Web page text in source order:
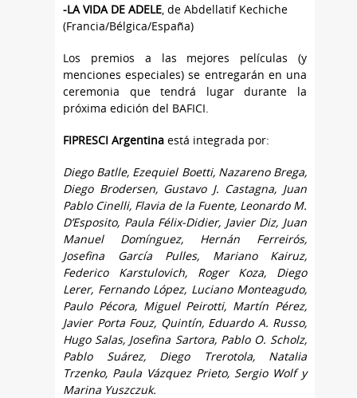
-LA VIDA DE ADELE, de Abdellatif Kechiche
(Francia/Bélgica/España)
Los premios a las mejores películas (y
menciones especiales) se entregarán en una
ceremonia que tendrá lugar durante la
próxima edición del BAFICI.
FIPRESCI Argentina está integrada por:
Diego Batlle, Ezequiel Boetti, Nazareno Brega,
Diego Brodersen, Gustavo J. Castagna, Juan
Pablo Cinelli, Flavia de la Fuente, Leonardo M.
D’Esposito, Paula Félix-Didier, Javier Diz, Juan
Manuel Domínguez, Hernán Ferreirós,
Josefina García Pulles, Mariano Kairuz,
Federico Karstulovich, Roger Koza, Diego
Lerer, Fernando López, Luciano Monteagudo,
Paulo Pécora, Miguel Peirotti, Martín Pérez,
Javier Porta Fouz, Quintín, Eduardo A. Russo,
Hugo Salas, Josefina Sartora, Pablo O. Scholz,
Pablo Suárez, Diego Trerotola, Natalia
Trzenko, Paula Vázquez Prieto, Sergio Wolf y
Marina Yuszczuk.